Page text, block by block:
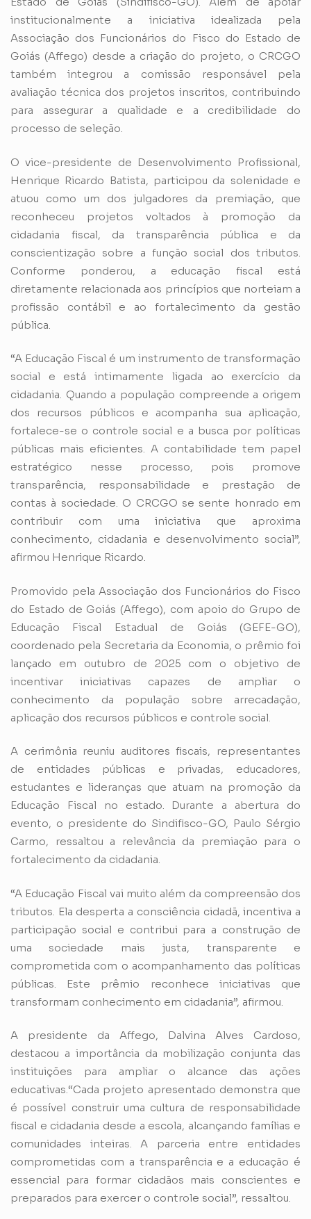
institucionalmente a iniciativa idealizada pela
Associação dos Funcionários do Fisco do Estado de
Goiás (Affego) desde a criação do projeto, o CRCGO
também integrou a comissão responsável pela
avaliação técnica dos projetos inscritos, contribuindo
para assegurar a qualidade e a credibilidade do
processo de seleção.
O vice-presidente de Desenvolvimento Profissional,
Henrique Ricardo Batista, participou da solenidade e
atuou como um dos julgadores da premiação, que
reconheceu projetos voltados à promoção da
cidadania fiscal, da transparência pública e da
conscientização sobre a função social dos tributos.
Conforme ponderou, a educação fiscal está
diretamente relacionada aos princípios que norteiam a
profissão contábil e ao fortalecimento da gestão
pública.
“A Educação Fiscal é um instrumento de transformação
social e está intimamente ligada ao exercício da
cidadania. Quando a população compreende a origem
dos recursos públicos e acompanha sua aplicação,
fortalece-se o controle social e a busca por políticas
públicas mais eficientes. A contabilidade tem papel
estratégico nesse processo, pois promove
transparência, responsabilidade e prestação de
contas à sociedade. O CRCGO se sente honrado em
contribuir com uma iniciativa que aproxima
conhecimento, cidadania e desenvolvimento social”,
afirmou Henrique Ricardo.
Promovido pela Associação dos Funcionários do Fisco
do Estado de Goiás (Affego), com apoio do Grupo de
Educação Fiscal Estadual de Goiás (GEFE-GO),
coordenado pela Secretaria da Economia, o prêmio foi
lançado em outubro de 2025 com o objetivo de
incentivar iniciativas capazes de ampliar o
conhecimento da população sobre arrecadação,
aplicação dos recursos públicos e controle social.
A cerimônia reuniu auditores fiscais, representantes
de entidades públicas e privadas, educadores,
estudantes e lideranças que atuam na promoção da
Educação Fiscal no estado. Durante a abertura do
evento, o presidente do Sindifisco-GO, Paulo Sérgio
Carmo, ressaltou a relevância da premiação para o
fortalecimento da cidadania.
“A Educação Fiscal vai muito além da compreensão dos
tributos. Ela desperta a consciência cidadã, incentiva a
participação social e contribui para a construção de
uma sociedade mais justa, transparente e
comprometida com o acompanhamento das políticas
públicas. Este prêmio reconhece iniciativas que
transformam conhecimento em cidadania”, afirmou.
A presidente da Affego, Dalvina Alves Cardoso,
destacou a importância da mobilização conjunta das
instituições para ampliar o alcance das ações
educativas.“Cada projeto apresentado demonstra que
é possível construir uma cultura de responsabilidade
fiscal e cidadania desde a escola, alcançando famílias e
comunidades inteiras. A parceria entre entidades
comprometidas com a transparência e a educação é
essencial para formar cidadãos mais conscientes e
preparados para exercer o controle social”, ressaltou.